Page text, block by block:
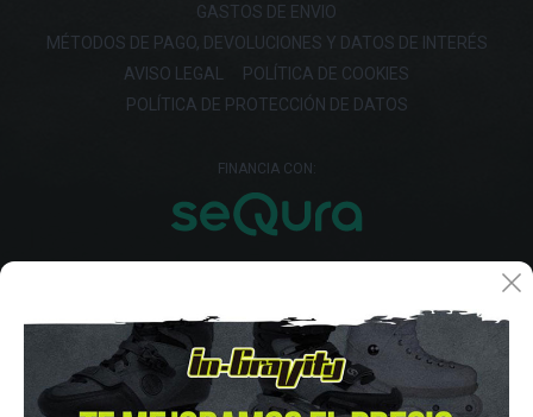
GASTOS DE ENVIO
MÉTODOS DE PAGO, DEVOLUCIONES Y DATOS DE INTERÉS
AVISO LEGAL
POLÍTICA DE COOKIES
POLÍTICA DE PROTECCIÓN DE DATOS
FINANCIA CON: